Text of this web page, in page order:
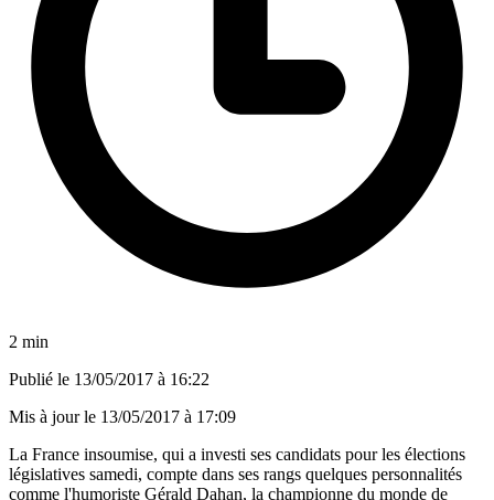
2 min
Publié le 13/05/2017 à 16:22
Mis à jour le 13/05/2017 à 17:09
La France insoumise, qui a investi ses candidats pour les élections
législatives samedi, compte dans ses rangs quelques personnalités
comme l'humoriste Gérald Dahan, la championne du monde de